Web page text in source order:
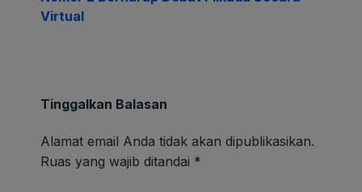
Virtual
Tinggalkan Balasan
Alamat email Anda tidak akan dipublikasikan.
Ruas yang wajib ditandai *